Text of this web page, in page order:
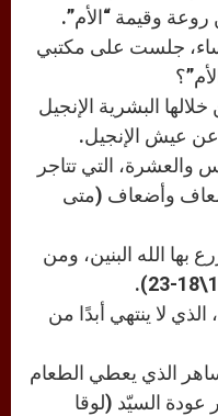
وقيمة “الأم”.
جلست على مكتبي
البشرية الإنجيل
عن عيش الإنجيل.
التي تتاجر
وأضعاف (متى
بها الله البنين، ومن
لا ينتهي أبدًا من
الذي يعطي الطعام
عودة السيّد (لوقا